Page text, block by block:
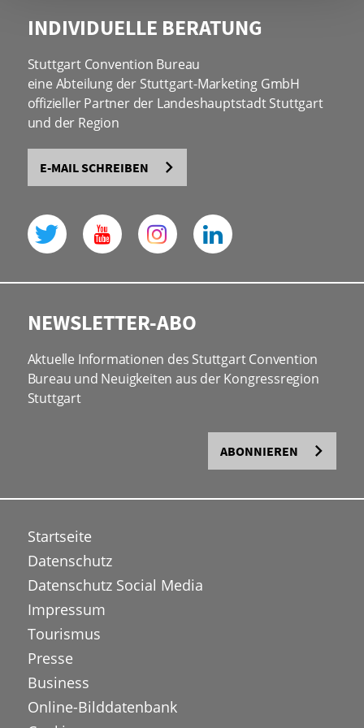
INDIVIDUELLE BERATUNG
Stuttgart Convention Bureau
eine Abteilung der Stuttgart-Marketing GmbH
offizieller Partner der Landeshauptstadt Stuttgart
und der Region
E-MAIL SCHREIBEN
NEWSLETTER-ABO
Aktuelle Informationen des Stuttgart Convention
Bureau und Neuigkeiten aus der Kongressregion
Stuttgart
ABONNIEREN
Startseite
Datenschutz
Datenschutz Social Media
Impressum
Tourismus
Presse
Business
Online-Bilddatenbank